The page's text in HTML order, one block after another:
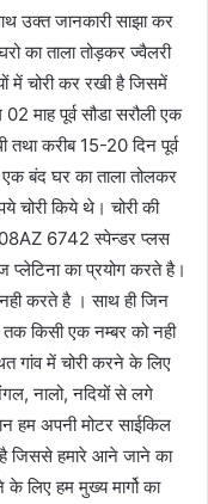
उक्त जानकारी साझा कर
का ताला तोड़कर ज्वैलरी
में चोरी कर रखी है जिसमें
माह पूर्व सौडा सरौली एक
तथा करीब 15-20 दिन पूर्व
एक बंद घर का ताला तोलकर
चोरी किये थे। चोरी की
6742 स्पेन्डर प्लस
का प्रयोग करते है।
करते है । साथ ही जिन
तक किसी एक नम्बर को नही
गांव में चोरी करने के लिए
नालो, नदियों से लगे
हम अपनी मोटर साईकिल
जिससे हमारे आने जाने का
लिए हम मुख्य मार्गो का